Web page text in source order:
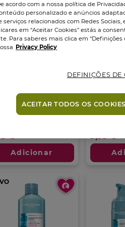
200 ml
Adicionar
Pure
Frasco 200
5
estrelas.
análise
acordo com a nossa política de
personalizado e anúncios
serviços relacionados com Redes
em “Aceitar Cookies” estás a
Para saberes mais clica em “Definições
Privacy Policy
DEFINIÇÕES DE
ACEITAR TODOS OS COOKIES